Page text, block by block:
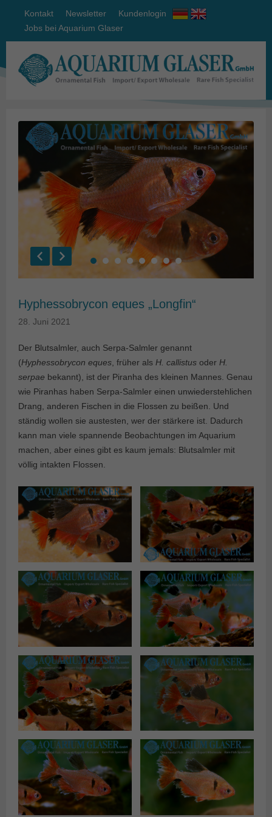
Kontakt Newsletter
Kundenlogin
Jobs bei Aquarium Glaser
Hyphessobrycon eques „Longfin“
28. Juni 2021
Der Blutsalmler, auch Serpa-Salmler genannt
(Hyphessobrycon eques , früher als H. callistus oder H.
serpae bekannt), ist der Piranha des kleinen Mannes. Genau
wie Piranhas haben Serpa-Salmler einen unwiederstehlichen
Drang, anderen Fischen in die Flossen zu beißen. Und
ständig wollen sie austesten, wer der stärkere ist. Dadurch
kann man viele spannende Beobachtungen im Aquarium
machen, aber eines gibt es kaum jemals: Blutsalmler mit
völlig intakten Flossen.